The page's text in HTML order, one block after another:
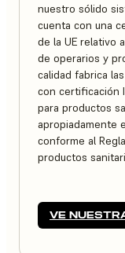
nuestro sólido
cuenta con una
de la UE relativo
de operarios y
calidad fabrica
con certificación
para productos
apropiadamente
conforme al
productos
VE